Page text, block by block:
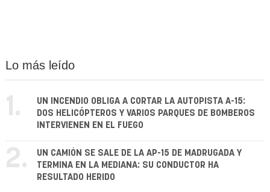
Lo más leído
1.
UN INCENDIO OBLIGA A CORTAR LA AUTOPISTA A-15:
DOS HELICÓPTEROS Y VARIOS PARQUES DE BOMBEROS
INTERVIENEN EN EL FUEGO
2.
UN CAMIÓN SE SALE DE LA AP-15 DE MADRUGADA Y
TERMINA EN LA MEDIANA: SU CONDUCTOR HA
RESULTADO HERIDO